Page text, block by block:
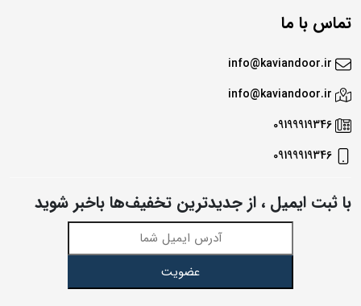
تماس با ما
info@kaviandoor.ir
info@kaviandoor.ir
09199919346
09199919346
با ثبت ایمیل ، از جدید‌ترین تخفیف‌ها با‌خبر شوید
عضویت